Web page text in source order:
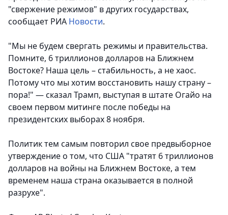
"свержение режимов" в других государствах,
сообщает РИА Новости.
"Мы не будем свергать режимы и правительства.
Помните, 6 триллионов долларов на Ближнем
Востоке? Наша цель – стабильность, а не хаос.
Потому что мы хотим восстановить нашу страну –
пора!" — сказал Трамп, выступая в штате Огайо на
своем первом митинге после победы на
президентских выборах 8 ноября.
Политик тем самым повторил свое предвыборное
утверждение о том, что США "тратят 6 триллионов
долларов на войны на Ближнем Востоке, а тем
временем наша страна оказывается в полной
разрухе".